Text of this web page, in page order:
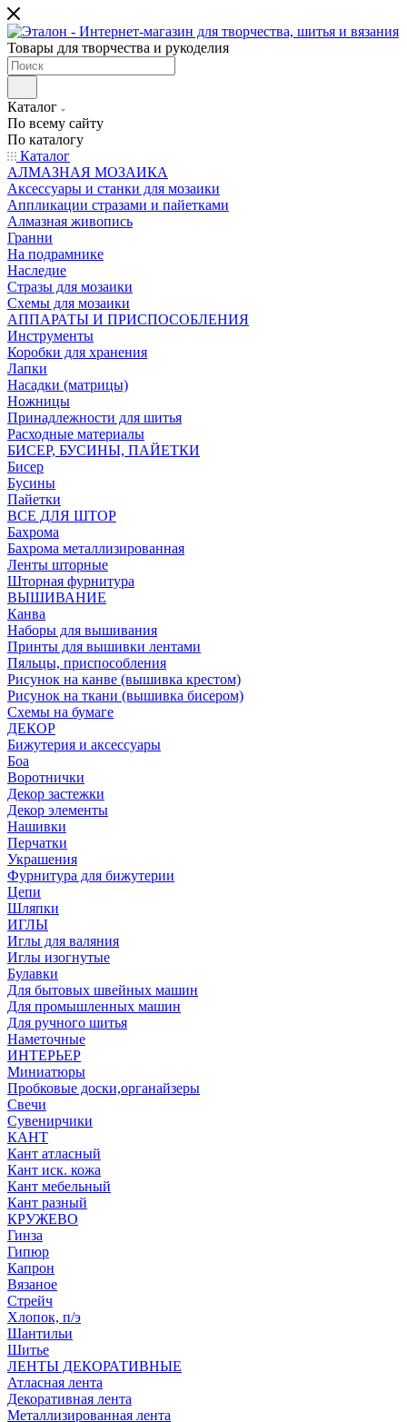
Товары для творчества и рукоделия
Каталог
По всему сайту
По каталогу
Каталог
АЛМАЗНАЯ МОЗАИКА
Аксессуары и станки для мозаики
Аппликации стразами и пайетками
Алмазная живопись
Гранни
На подрамнике
Наследие
Стразы для мозаики
Схемы для мозаики
АППАРАТЫ И ПРИСПОСОБЛЕНИЯ
Инструменты
Коробки для хранения
Лапки
Насадки (матрицы)
Ножницы
Принадлежности для шитья
Расходные материалы
БИСЕР, БУСИНЫ, ПАЙЕТКИ
Бисер
Бусины
Пайетки
ВСЕ ДЛЯ ШТОР
Бахрома
Бахрома металлизированная
Ленты шторные
Шторная фурнитура
ВЫШИВАНИЕ
Канва
Наборы для вышивания
Принты для вышивки лентами
Пяльцы, приспособления
Рисунок на канве (вышивка крестом)
Рисунок на ткани (вышивка бисером)
Схемы на бумаге
ДЕКОР
Бижутерия и аксессуары
Боа
Воротнички
Декор застежки
Декор элементы
Нашивки
Перчатки
Украшения
Фурнитура для бижутерии
Цепи
Шляпки
ИГЛЫ
Иглы для валяния
Иглы изогнутые
Булавки
Для бытовых швейных машин
Для промышленных машин
Для ручного шитья
Наметочные
ИНТЕРЬЕР
Миниатюры
Пробковые доски,органайзеры
Свечи
Сувенирчики
КАНТ
Кант атласный
Кант иск. кожа
Кант мебельный
Кант разный
КРУЖЕВО
Гинза
Гипюр
Капрон
Вязаное
Стрейч
Хлопок, п/э
Шантильи
Шитье
ЛЕНТЫ ДЕКОРАТИВНЫЕ
Атласная лента
Декоративная лента
Металлизированная лента